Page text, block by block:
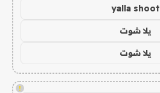
yalla shoot
يلا شوت
يلا شوت
!